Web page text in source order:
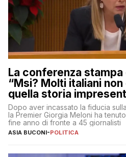
La conferenza stampa
“Msi? Molti italiani
quella storia
al 25 aprile”
Dopo aver incassato la fiducia
la Premier Giorgia Meloni ha
fine anno di fronte a 45 giornalisti
ASIA BUCONI-POLITICA